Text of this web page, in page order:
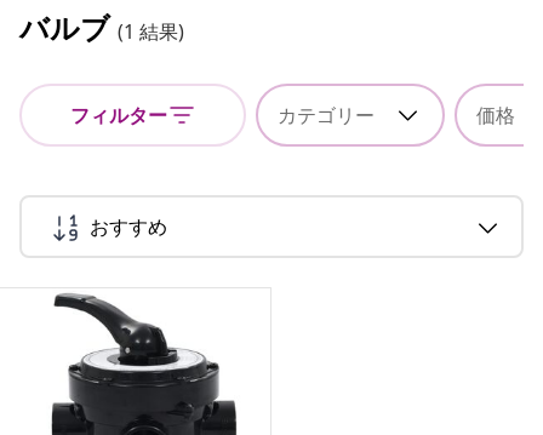
バルブ (1 結果)
フィルター カテゴリー 価格
おすすめ